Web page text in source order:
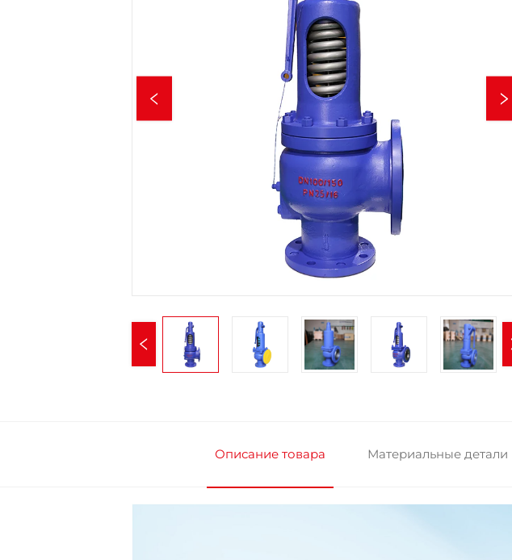
Описание товара Материальные детали